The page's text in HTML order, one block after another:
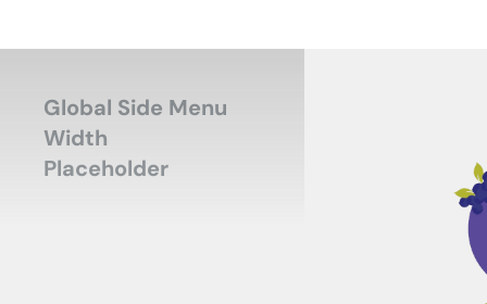
Global Side Menu
Width
Placeholder